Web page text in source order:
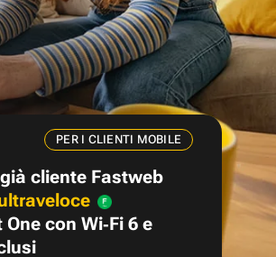
PER I CLIENTI MOBILE
cliente Fastweb
con Wi‑Fi 6 e